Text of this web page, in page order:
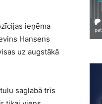
ieņēma
Hansens
uz augstākā
saglabā trīs